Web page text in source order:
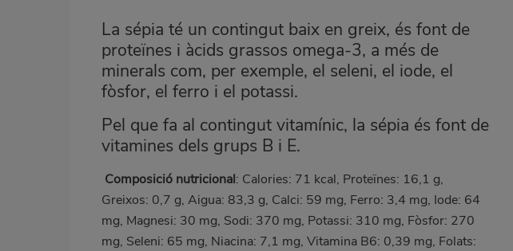
La sépia té un contingut baix en greix, és font de
proteïnes i àcids grassos omega-3, a més de
minerals com, per exemple, el seleni, el iode, el
fòsfor, el ferro i el potassi.
Pel que fa al contingut vitamínic, la sépia és font de
vitamines dels grups B i E.
Composició nutricional: Calories: 71 kcal, Proteïnes: 16,1 g,
Greixos: 0,7 g, Aigua: 83,3 g, Calci: 59 mg, Ferro: 3,4 mg, Iode: 64
mg, Magnesi: 30 mg, Sodi: 370 mg, Potassi: 310 mg, Fòsfor: 270
mg, Seleni: 65 mg, Niacina: 7,1 mg, Vitamina B6: 0,39 mg, Folats: